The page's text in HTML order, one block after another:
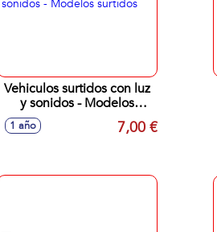
Vehiculos surtidos con luz
y sonidos - Modelos
1 año 7,00 €